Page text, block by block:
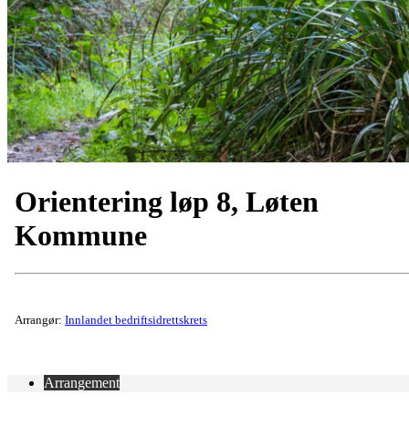
Orientering løp 8, Løten
Kommune
Arrangør: Innlandet bedriftsidrettskrets
Arrangement